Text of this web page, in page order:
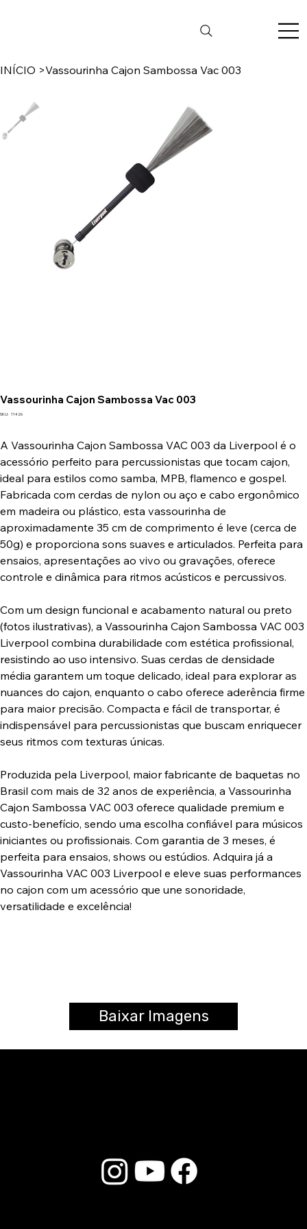
INÍCIO >Vassourinha Cajon Sambossa Vac 003
Vassourinha Cajon Sambossa Vac 003
SKU: SKU
11426
A Vassourinha Cajon Sambossa VAC 003 da Liverpool é o
acessório perfeito para percussionistas que tocam cajon,
ideal para estilos como samba, MPB, flamenco e gospel.
Fabricada com cerdas de nylon ou aço e cabo ergonômico
em madeira ou plástico, esta vassourinha de
aproximadamente 35 cm de comprimento é leve (cerca de
50g) e proporciona sons suaves e articulados. Perfeita para
ensaios, apresentações ao vivo ou gravações, oferece
controle e dinâmica para ritmos acústicos e percussivos.
Com um design funcional e acabamento natural ou preto
(fotos ilustrativas), a Vassourinha Cajon Sambossa VAC 003
Liverpool combina durabilidade com estética profissional,
resistindo ao uso intensivo. Suas cerdas de densidade
média garantem um toque delicado, ideal para explorar as
nuances do cajon, enquanto o cabo oferece aderência firme
para maior precisão. Compacta e fácil de transportar, é
indispensável para percussionistas que buscam enriquecer
seus ritmos com texturas únicas.
Produzida pela Liverpool, maior fabricante de baquetas no
Brasil com mais de 32 anos de experiência, a Vassourinha
Cajon Sambossa VAC 003 oferece qualidade premium e
custo-benefício, sendo uma escolha confiável para músicos
iniciantes ou profissionais. Com garantia de 3 meses, é
perfeita para ensaios, shows ou estúdios. Adquira já a
Vassourinha VAC 003 Liverpool e eleve suas performances
no cajon com um acessório que une sonoridade,
versatilidade e excelência!
Baixar Imagens